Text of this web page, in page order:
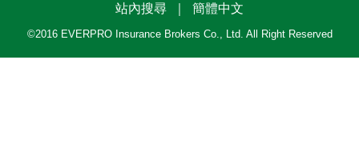
站內搜尋 簡體中文
©2016 EVERPRO Insurance Brokers Co., Ltd. All Right Reserved